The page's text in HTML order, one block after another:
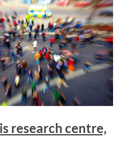
research centre,